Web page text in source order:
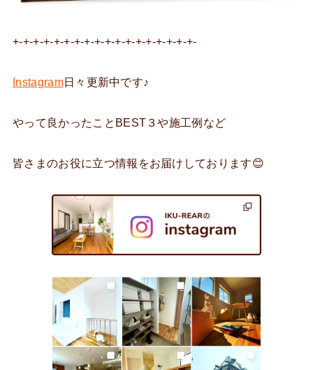
+-+-+-+-+-+-+-+-+-+-+-+-+-+-+-+-+-+-
Instagram日々更新中です♪
やって良かったことBEST３や施工例など
皆さまのお役に立つ情報をお届けしております😊